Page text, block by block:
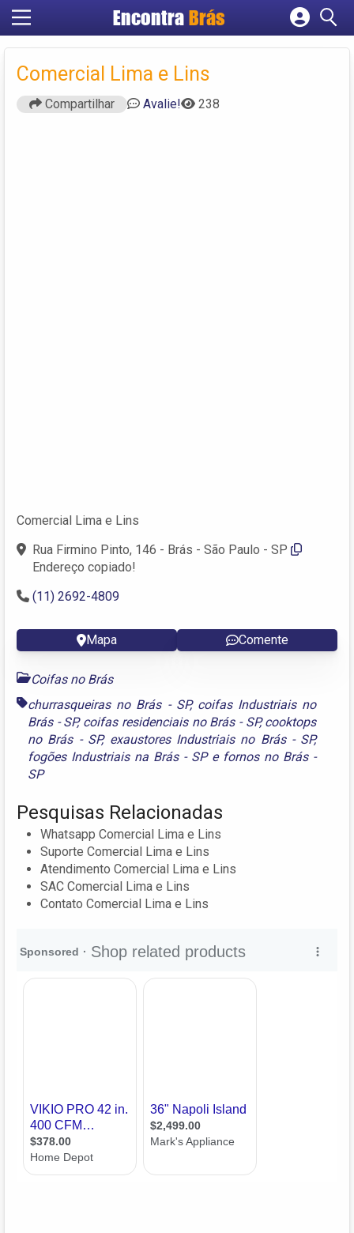
Encontra Brás
Cadastrar empresa
Criar conta
Comercial Lima e Lins
Compartilhar Avalie! 238
Comercial Lima e Lins
Rua Firmino Pinto, 146 - Brás - São Paulo - SP
Endereço copiado!
(11) 2692-4809
Mapa Comente
Coifas no Brás
churrasqueiras no Brás - SP, coifas Industriais no
Brás - SP, coifas residenciais no Brás - SP,cooktops
no Brás - SP, exaustores Industriais no Brás - SP,
fogões Industriais na Brás - SPe fornos no Brás -
SP
Pesquisas Relacionadas
Whatsapp Comercial Lima e Lins
Suporte Comercial Lima e Lins
Atendimento Comercial Lima e Lins
SAC Comercial Lima e Lins
Contato Comercial Lima e Lins